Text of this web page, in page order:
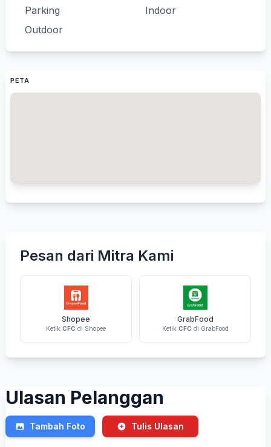
Parking
Indoor
Outdoor
PETA
Pesan dari Mitra Kami
Shopee
Ketik CFC di Shopee
GrabFood
Ketik CFC di GrabFood
Ulasan Pelanggan
Tambah Foto Tulis Ulasan